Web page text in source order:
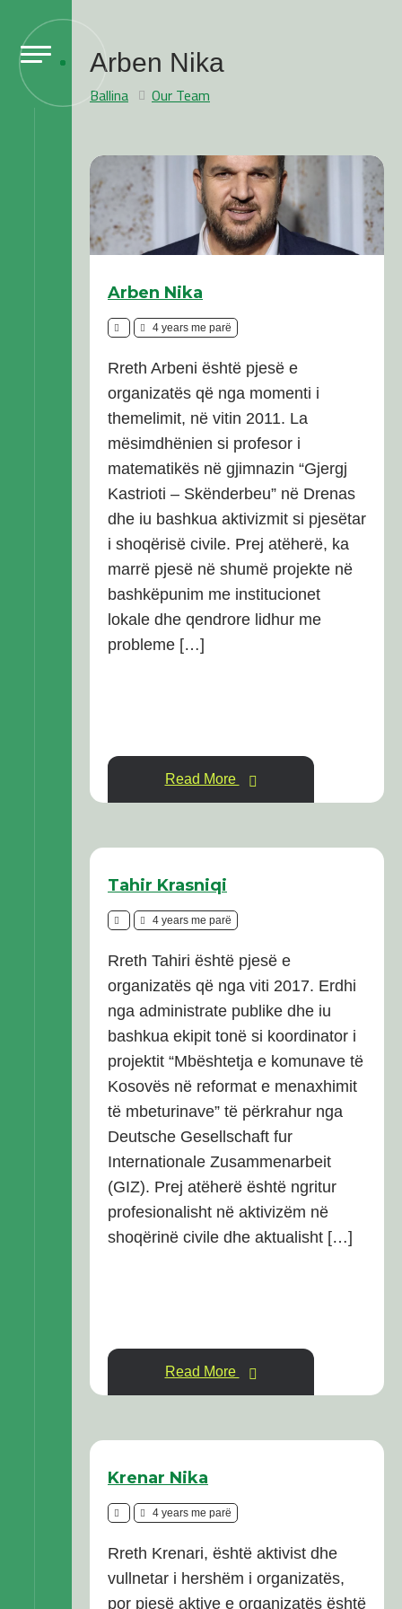
Arben Nika
Ballina Our Team
Arben Nika
4 years me parë
Rreth Arbeni është pjesë e
organizatës që nga momenti i
themelimit, në vitin 2011. La
mësimdhënien si profesor i
matematikës në gjimnazin “Gjergj
Kastrioti – Skënderbeu” në Drenas
dhe iu bashkua aktivizmit si pjesëtar
i shoqërisë civile. Prej atëherë, ka
marrë pjesë në shumë projekte në
bashkëpunim me institucionet
lokale dhe qendrore lidhur me
probleme […]
Read More
Tahir Krasniqi
4 years me parë
Rreth Tahiri është pjesë e
organizatës që nga viti 2017. Erdhi
nga administrate publike dhe iu
bashkua ekipit tonë si koordinator i
projektit “Mbështetja e komunave të
Kosovës në reformat e menaxhimit
të mbeturinave” të përkrahur nga
Deutsche Gesellschaft fur
Internationale Zusammenarbeit
(GIZ). Prej atëherë është ngritur
profesionalisht në aktivizëm në
shoqërinë civile dhe aktualisht […]
Read More
Krenar Nika
4 years me parë
Rreth Krenari, është aktivist dhe
vullnetar i hershëm i organizatës,
por pjesë aktive e organizatës është